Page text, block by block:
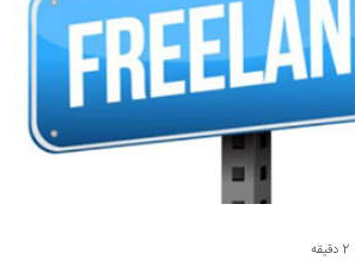
2 دقیقه